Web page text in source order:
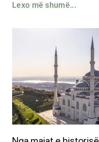
Lexo më shumë...